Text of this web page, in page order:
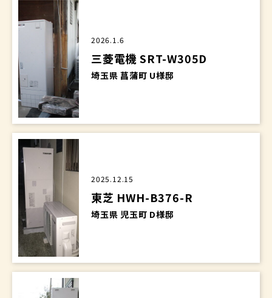
2026.1.6
三菱電機 SRT-W305D
埼玉県 菖蒲町 U様邸
2025.12.15
東芝 HWH-B376-R
埼玉県 児玉町 D様邸